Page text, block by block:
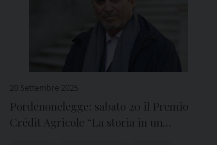
20 Settembre 2025
Pordenonelegge: sabato 20 il Premio
Crédit Agricole “La storia in un